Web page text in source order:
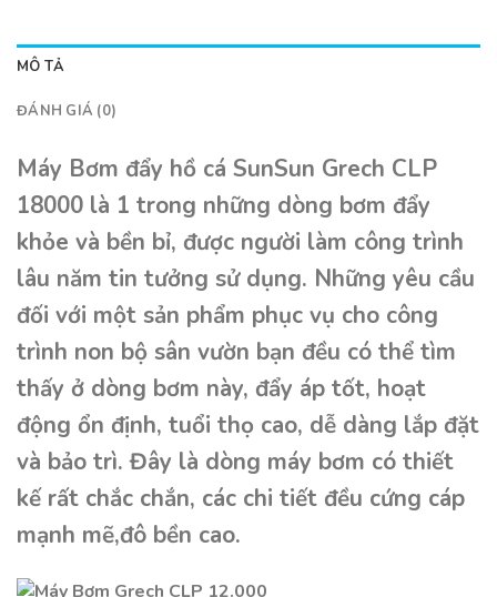
MÔ TẢ
ĐÁNH GIÁ (0)
Máy Bơm đẩy hồ cá SunSun Grech CLP
18000 là 1 trong những dòng bơm đẩy
khỏe và bền bỉ, được người làm công trình
lâu năm tin tưởng sử dụng. Những yêu cầu
đối với một sản phẩm phục vụ cho công
trình non bộ sân vườn bạn đều có thể tìm
thấy ở dòng bơm này, đẩy áp tốt, hoạt
động ổn định, tuổi thọ cao, dễ dàng lắp đặt
và bảo trì. Đây là dòng máy bơm có thiết
kế rất chắc chắn, các chi tiết đều cứng cáp
mạnh mẽ,đô bền cao.